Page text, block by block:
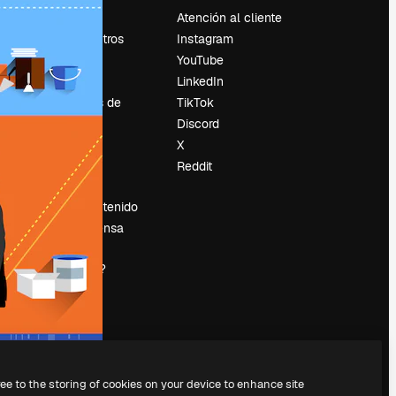
Sobre nosotros
Reviews
Empleo
Tendencias de
búsqueda
Eventos
Slidesgo
Vender contenido
Sala de prensa
¿Buscas
magnific.ai?
Atención al cliente
Instagram
YouTube
LinkedIn
TikTok
Discord
X
Reddit
to the storing of cookies on your device to enhance site